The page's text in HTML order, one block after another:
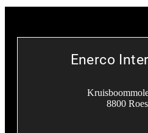
Enerco
8800